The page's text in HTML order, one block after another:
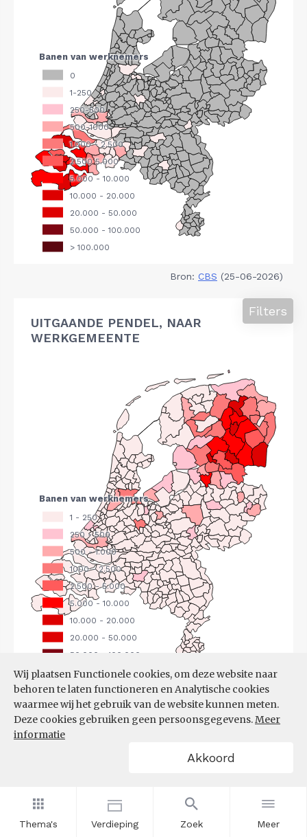
Thema's Verdieping Zoek Meer
Wij plaatsen Functionele cookies, om deze website naar
behoren te laten functioneren en Analytische cookies
waarmee wij het gebruik van de website kunnen meten.
Deze cookies gebruiken geen persoonsgegevens.Meer
informatie
Akkoord
Bron: CBS (25-06-2026)
UITGAANDE PENDEL, NAAR
WERKGEMEENTE
Filters
Bron:CBS(25-06-2026)